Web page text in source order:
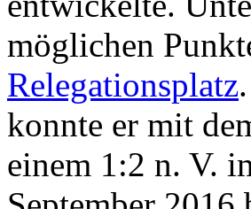
möglichen
Relegationsplatz
konnte er mit
einem 1:2 n. V.